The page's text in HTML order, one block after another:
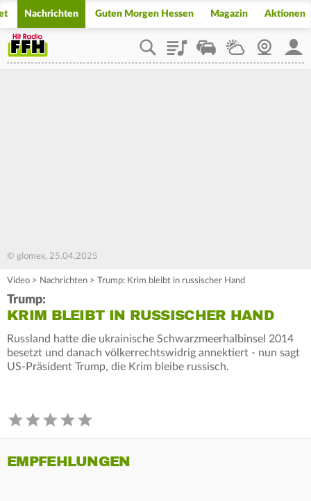
Nachrichten Guten Morgen Hessen Magazin Aktionen
PlaylistStaupilotWetterWebcam
© glomex, 25.04.2025
Video > Nachrichten > Trump: Krim bleibt in russischer Hand
Trump:
KRIM BLEIBT IN RUSSISCHER HAND
Russland hatte die ukrainische Schwarzmeerhalbinsel 2014
besetzt und danach völkerrechtswidrig annektiert - nun sagt
US-Präsident Trump, die Krim bleibe russisch.
EMPFEHLUNGEN